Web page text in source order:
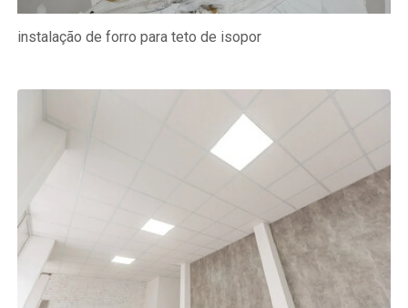
instalação de forro para teto de isopor